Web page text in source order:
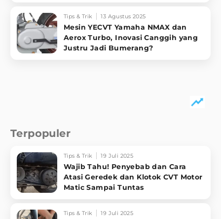
Tips & Trik 13 Agustus 2025
Mesin YECVT Yamaha NMAX dan
Aerox Turbo, Inovasi Canggih yang
Justru Jadi Bumerang?
Terpopuler
Tips & Trik 19 Juli 2025
Wajib Tahu! Penyebab dan Cara
Atasi Geredek dan Klotok CVT Motor
Matic Sampai Tuntas
Tips & Trik 19 Juli 2025